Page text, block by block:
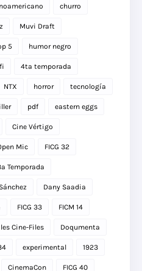
churro
Muvi Draft
5 humor negro
4ta temporada
NTX horror tecnología
pdf eastern eggs
Cine Vértigo
Mic FICG 32
Temporada
Dany Saadia
FICG 33 FICM 14
Cine-Files Doqumenta
experimental 1923
CinemaCon FICG 40